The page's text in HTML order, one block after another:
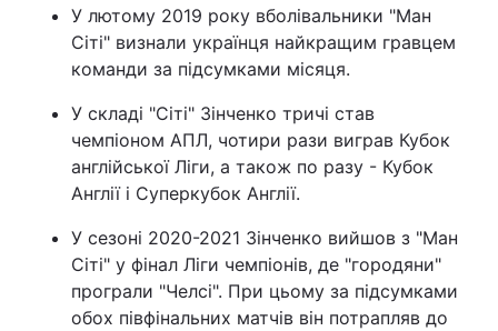
У лютому 2019 року вболівальники "Ман
Сіті" визнали українця найкращим гравцем
команди за підсумками місяця.
У складі "Сіті" Зінченко тричі став
чемпіоном АПЛ, чотири рази виграв Кубок
англійської Ліги, а також по разу - Кубок
Англії і Суперкубок Англії.
У сезоні 2020-2021 Зінченко вийшов з "Ман
Сіті" у фінал Ліги чемпіонів, де "городяни"
програли "Челсі". При цьому за підсумками
обох півфінальних матчів він потрапляв до